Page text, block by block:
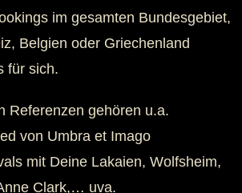
im gesamten Bundesgebiet,
Belgien oder Griechenland
für sich.
Referenzen gehören u.a.
von Umbra et Imago
mit Deine Lakaien, Wolfsheim,
Clark,… uva.